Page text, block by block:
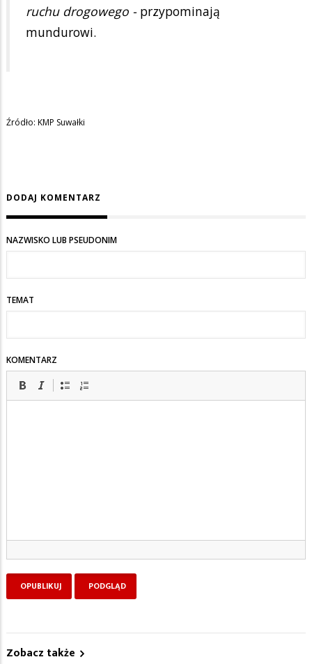
ruchu drogowego - przypominają
mundurowi.
Źródło: KMP Suwałki
DODAJ KOMENTARZ
NAZWISKO LUB PSEUDONIM
TEMAT
KOMENTARZ
Zobacz także